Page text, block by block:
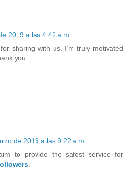
2019 a las 4:42 a.m.
sharing with us. I’m truly motivated
you.
de 2019 a las 9:22 a.m.
to provide the safest service for
.